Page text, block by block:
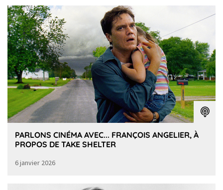
PARLONS CINÉMA AVEC... FRANÇOIS ANGELIER, À
PROPOS DE TAKE SHELTER
6 janvier 2026